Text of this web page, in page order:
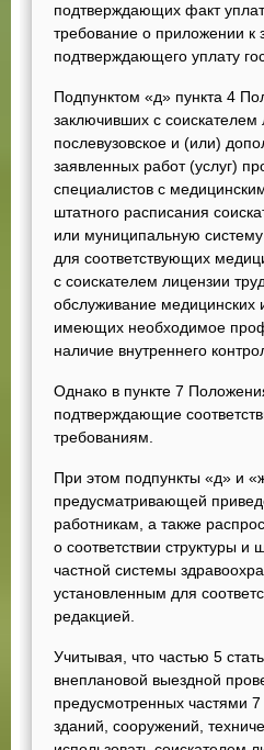
подтверждающих факт
требование о приложении к
подтверждающего уплату
Подпунктом «д» пункта 4
заключивших с
послевузовское и (или)
заявленных работ (услуг)
специалистов с
штатного расписания
или муниципальную
для соответствующих
с соискателем лицензии
обслуживание медицинских
имеющих необходимое
наличие внутреннего
Однако в пункте 7
подтверждающие
требованиям.
При этом подпункты «д» и
предусматривающей
работникам, а также
о соответствии структуры
частной системы
установленным для
редакцией.
Учитывая, что частью 5
внеплановой выездной
предусмотренных частями
зданий, сооружений,